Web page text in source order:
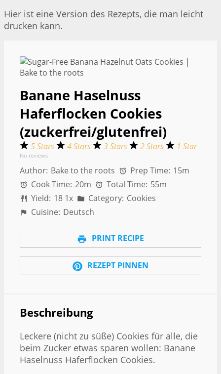
Hier ist eine Version des Rezepts, die man leicht
drucken kann.
Banane Haselnuss
Haferflocken Cookies
(zuckerfrei/glutenfrei)
5 Stars 4 Stars 3 Stars 2 Stars 1 Star
No reviews
Author: Bake to the roots Prep Time: 15m
Cook Time: 20m Total Time: 55m
Yield: 18 1x Category: Cookies
Cuisine: Deutsch
PRINT RECIPE
REZEPT PINNEN
Beschreibung
Leckere (nicht zu süße) Cookies für alle, die
beim Zucker etwas sparen wollen: Banane
Haselnuss Haferflocken Cookies.